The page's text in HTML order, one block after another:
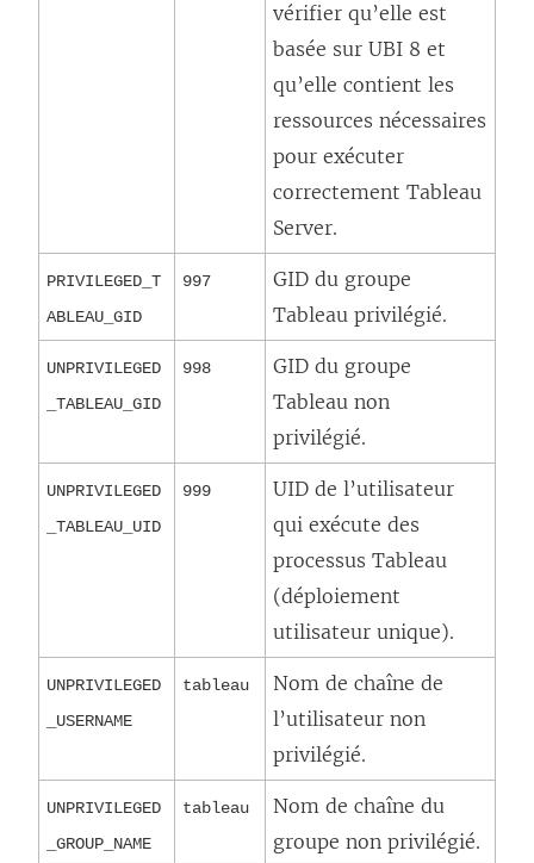
vérifier qu’elle est
basée sur UBI 8 et
qu’elle contient les
ressources nécessaires
pour exécuter
correctement Tableau
Server.
PRIVILEGED_T
ABLEAU_GID
997
GID du groupe
Tableau privilégié.
UNPRIVILEGED
_TABLEAU_GID
998
GID du groupe
Tableau non
privilégié.
UNPRIVILEGED
_TABLEAU_UID
999
UID de l’utilisateur
qui exécute des
processus Tableau
(déploiement
utilisateur unique).
UNPRIVILEGED
_USERNAME
tableau
Nom de chaîne de
l’utilisateur non
privilégié.
UNPRIVILEGED
_GROUP_NAME
tableau
Nom de chaîne du
groupe non privilégié.